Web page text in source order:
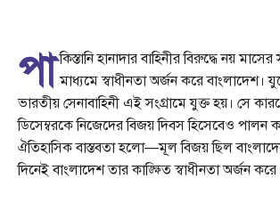
পা কিস্তানি হানাদার বাহিনীর বিরুদ্ধে নয় মাসের
মাধ্যমে স্বাধীনতা অর্জন করে বাংলাদেশ।
ভারতীয় সেনাবাহিনী এই সংগ্রামে যুক্ত হয়। সে
ডিসেম্বরকে নিজেদের বিজয় দিবস হিসেবেও পালন
ঐতিহাসিক বাস্তবতা হলো—মূল বিজয় ছিল
দিনেই বাংলাদেশ তার কাঙ্ক্ষিত স্বাধীনতা অর্জন করে।